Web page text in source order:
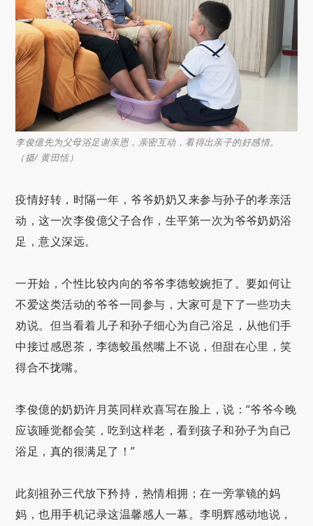
李俊億先为父母浴足谢亲恩，亲密互动，看得出亲子的好感情。
（摄/ 黄田恬）
疫情好转，时隔一年，爷爷奶奶又来参与孙子的孝亲活
动，这一次李俊億父子合作，生平第一次为爷爷奶奶浴
足，意义深远。
一开始，个性比较内向的爷爷李德蛟婉拒了。要如何让
不爱这类活动的爷爷一同参与，大家可是下了一些功夫
劝说。但当看着儿子和孙子细心为自己浴足，从他们手
中接过感恩茶，李德蛟虽然嘴上不说，但甜在心里，笑
得合不拢嘴。
李俊億的奶奶许月英同样欢喜写在脸上，说：“爷爷今晚
应该睡觉都会笑，吃到这样老，看到孩子和孙子为自己
浴足，真的很满足了！”
此刻祖孙三代放下矜持，热情相拥；在一旁掌镜的妈
妈，也用手机记录这温馨感人一幕。李明辉感动地说，